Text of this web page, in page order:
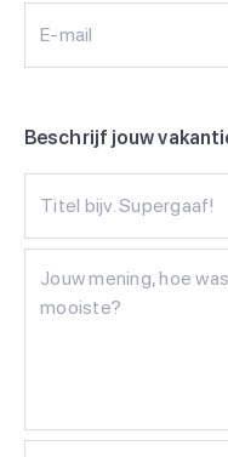
E-mail
Beschrijf jouw
Titel bijv. Supergaaf!